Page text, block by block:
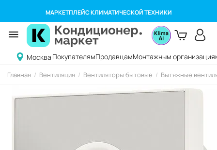
МАРКЕТПЛЕЙС КЛИМАТИЧЕСКОЙ ТЕХНИКИ
Москва ПокупателямПродавцамМонтажным
Главная / Вентиляция / Вентиляторы бытовые / Вытяжные